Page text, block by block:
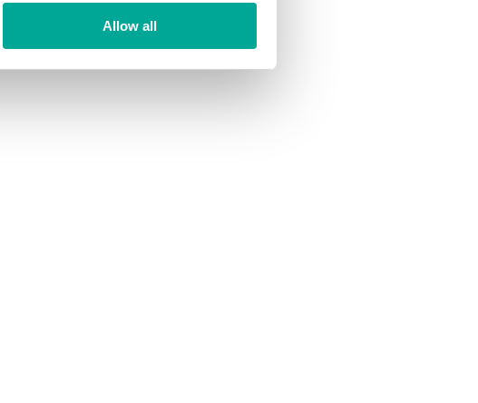
Allow all